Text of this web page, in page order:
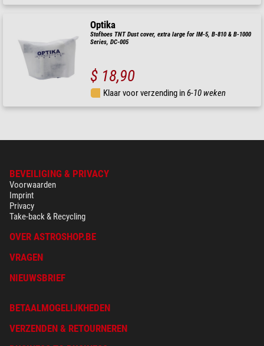
Optika
Stofhoes TNT Dust cover, extra large for IM-5, B-810 & B-1000
Series, DC-005
$ 18,90
Klaar voor verzending in6-10 weken
BEVEILIGING & PRIVACY
Voorwaarden
Imprint
Privacy
Take-back & Recycling
OVER ASTROSHOP.BE
VRAGEN
NIEUWSBRIEF
BETAALMOGELIJKHEDEN
VERZENDEN & RETOURNEREN